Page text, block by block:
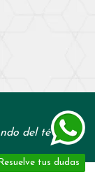
Resuelve tus dudas
del té